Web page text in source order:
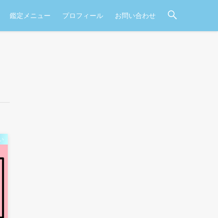
鑑定メニュー プロフィール お問い合わせ